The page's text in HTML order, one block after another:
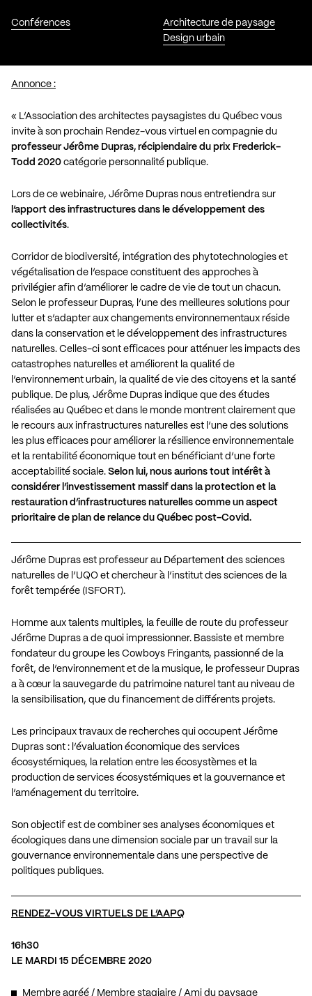
Conférences
Architecture de paysage
Design urbain
Annonce :
« L’Association des architectes paysagistes du Québec vous
invite à son prochain Rendez-vous virtuel en compagnie du
professeur Jérôme Dupras, récipiendaire du prix Frederick-
Todd 2020 catégorie personnalité publique.
Lors de ce webinaire, Jérôme Dupras nous entretiendra sur
l’apport des infrastructures dans le développement des
collectivités.
Corridor de biodiversité, intégration des phytotechnologies et
végétalisation de l’espace constituent des approches à
privilégier afin d’améliorer le cadre de vie de tout un chacun.
Selon le professeur Dupras, l’une des meilleures solutions pour
lutter et s’adapter aux changements environnementaux réside
dans la conservation et le développement des infrastructures
naturelles. Celles-ci sont efficaces pour atténuer les impacts des
catastrophes naturelles et améliorent la qualité de
l’environnement urbain, la qualité de vie des citoyens et la santé
publique. De plus, Jérôme Dupras indique que des études
réalisées au Québec et dans le monde montrent clairement que
le recours aux infrastructures naturelles est l’une des solutions
les plus efficaces pour améliorer la résilience environnementale
et la rentabilité économique tout en bénéficiant d’une forte
acceptabilité sociale. Selon lui, nous aurions tout intérêt à
considérer l’investissement massif dans la protection et la
restauration d’infrastructures naturelles comme un aspect
prioritaire de plan de relance du Québec post-Covid.
Jérôme Dupras est professeur au Département des sciences
naturelles de l’UQO et chercheur à l’institut des sciences de la
forêt tempérée (ISFORT).
Homme aux talents multiples, la feuille de route du professeur
Jérôme Dupras a de quoi impressionner. Bassiste et membre
fondateur du groupe les Cowboys Fringants, passionné de la
forêt, de l’environnement et de la musique, le professeur Dupras
a à cœur la sauvegarde du patrimoine naturel tant au niveau de
la sensibilisation, que du financement de différents projets.
Les principaux travaux de recherches qui occupent Jérôme
Dupras sont : l’évaluation économique des services
écosystémiques, la relation entre les écosystèmes et la
production de services écosystémiques et la gouvernance et
l’aménagement du territoire.
Son objectif est de combiner ses analyses économiques et
écologiques dans une dimension sociale par un travail sur la
gouvernance environnementale dans une perspective de
politiques publiques.
RENDEZ-VOUS VIRTUELS DE L’AAPQ
16h30
LE MARDI 15 DÉCEMBRE 2020
Membre agréé / Membre stagiaire / Ami du paysage